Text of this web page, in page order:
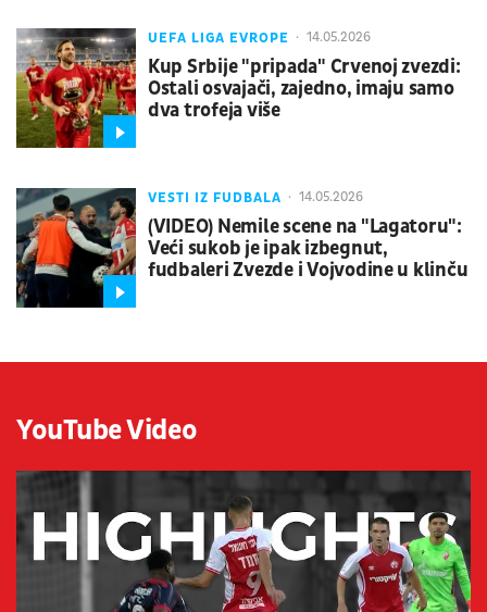
UEFA LIGA EVROPE 14.05.2026
Kup Srbije "pripada" Crvenoj zvezdi:
Ostali osvajači, zajedno, imaju samo
dva trofeja više
VESTI IZ FUDBALA 14.05.2026
(VIDEO) Nemile scene na "Lagatoru":
Veći sukob je ipak izbegnut,
fudbaleri Zvezde i Vojvodine u klinču
YouTube Video